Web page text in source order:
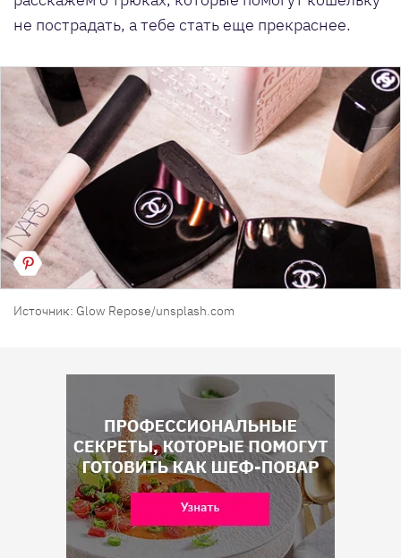
не пострадать, а тебе стать еще прекраснее.
Источник: Glow Repose/unsplash.com